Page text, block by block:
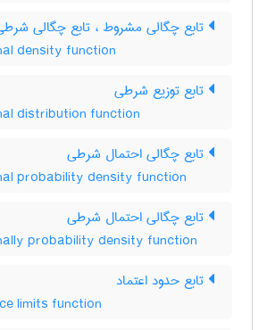
تابع چگالی مشروط ، تابع چگالی
density function
تابع توزیع شرطی
distribution function
تابع چگالی احتمال شرطی
probability density function
تابع چگالی احتمال شرطی
probability density function
تابع حدود اعتماد
limits function